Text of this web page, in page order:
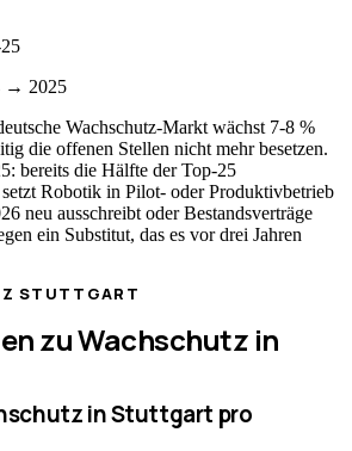
→ 2025
Wachschutz-Markt wächst 7-8 %
die offenen Stellen nicht mehr besetzen.
bereits die Hälfte der Top-25
setzt Robotik in Pilot- oder Produktivbetrieb
neu ausschreibt oder Bestandsverträge
ein Substitut, das es vor drei Jahren
STUTTGART
zu Wachschutz in
in Stuttgart pro